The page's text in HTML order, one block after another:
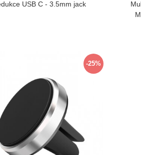
USB C - 3.5mm jack
-25%